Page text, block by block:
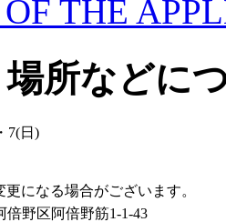
OF THE
場所などに
7(日)
になる場合がございます。
倍野区阿倍野筋1-1-43